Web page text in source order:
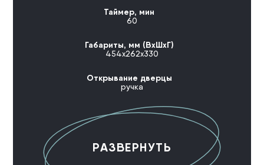
Таймер, мин
60
Габариты, мм (ВхШхГ)
454х262х330
Открывание дверцы
ручка
РАЗВЕРНУТЬ